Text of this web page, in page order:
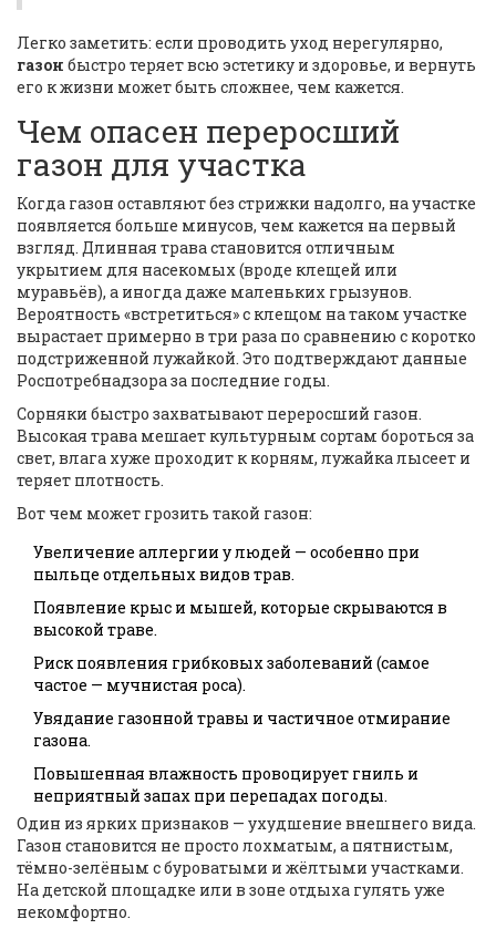
Легко заметить: если проводить уход нерегулярно,
газон быстро теряет всю эстетику и здоровье, и вернуть
его к жизни может быть сложнее, чем кажется.
Чем опасен переросший
газон для участка
Когда газон оставляют без стрижки надолго, на участке
появляется больше минусов, чем кажется на первый
взгляд. Длинная трава становится отличным
укрытием для насекомых (вроде клещей или
муравьёв), а иногда даже маленьких грызунов.
Вероятность «встретиться» с клещом на таком участке
вырастает примерно в три раза по сравнению с коротко
подстриженной лужайкой. Это подтверждают данные
Роспотребнадзора за последние годы.
Сорняки быстро захватывают переросший газон.
Высокая трава мешает культурным сортам бороться за
свет, влага хуже проходит к корням, лужайка лысеет и
теряет плотность.
Вот чем может грозить такой газон:
Увеличение аллергии у людей — особенно при
пыльце отдельных видов трав.
Появление крыс и мышей, которые скрываются в
высокой траве.
Риск появления грибковых заболеваний (самое
частое — мучнистая роса).
Увядание газонной травы и частичное отмирание
газона.
Повышенная влажность провоцирует гниль и
неприятный запах при перепадах погоды.
Один из ярких признаков — ухудшение внешнего вида.
Газон становится не просто лохматым, а пятнистым,
тёмно-зелёным с буроватыми и жёлтыми участками.
На детской площадке или в зоне отдыха гулять уже
некомфортно.